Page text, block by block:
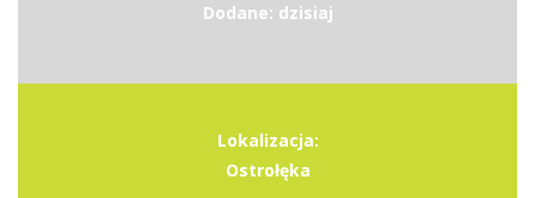
Dodane: dzisiaj
Lokalizacja:
Ostrołęka